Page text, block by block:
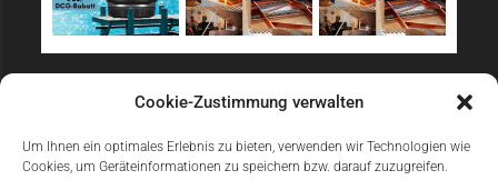
Cookie-Zustimmung verwalten
Um Ihnen ein optimales Erlebnis zu bieten, verwenden wir Technologien wie
Cookies, um Geräteinformationen zu speichern bzw. darauf zuzugreifen.
Sicher Einkaufen